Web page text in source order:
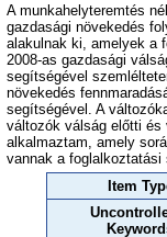
A munkahelyteremtés
gazdasági növekedés
alakulnak ki, amelyek a
2008-as gazdasági
segítségével
növekedés
segítségével. A
változók válság előtti és
alkalmaztam, amely
vannak a foglalkoztatási
Item